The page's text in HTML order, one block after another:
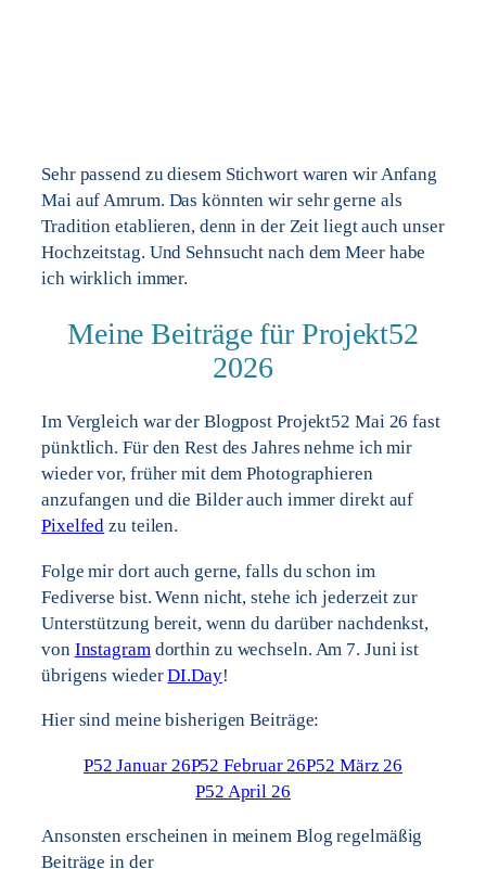
Sehr passend zu diesem Stichwort waren wir Anfang
Mai auf Amrum. Das könnten wir sehr gerne als
Tradition etablieren, denn in der Zeit liegt auch unser
Hochzeitstag. Und Sehnsucht nach dem Meer habe
ich wirklich immer.
Meine Beiträge für Projekt52
2026
Im Vergleich war der Blogpost Projekt52 Mai 26 fast
pünktlich. Für den Rest des Jahres nehme ich mir
wieder vor, früher mit dem Photographieren
anzufangen und die Bilder auch immer direkt auf
Pixelfed zu teilen.
Folge mir dort auch gerne, falls du schon im
Fediverse bist. Wenn nicht, stehe ich jederzeit zur
Unterstützung bereit, wenn du darüber nachdenkst,
von Instagram dorthin zu wechseln. Am 7. Juni ist
übrigens wiederDI.Day!
Hier sind meine bisherigen Beiträge:
P52 Januar 26P52 Februar 26P52 März 26
P52 April 26
Ansonsten erscheinen in meinem Blog regelmäßig
Beiträge in der